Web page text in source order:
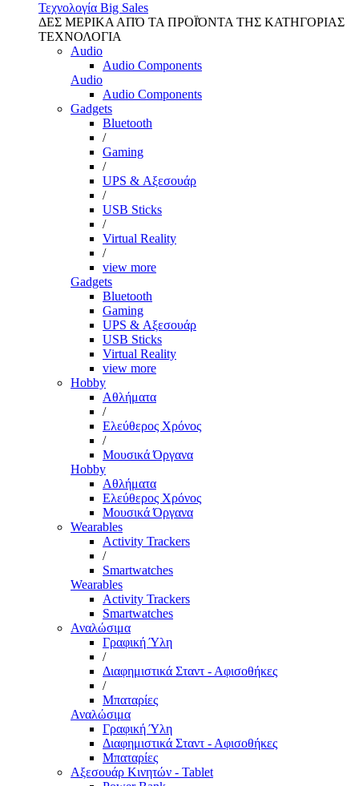
Τεχνολογία Big Sales
ΔΕΣ ΜΕΡΙΚΑ ΑΠΌ ΤΑ ΠΡΟΪΌΝΤΑ ΤΗΣ ΚΑΤΗΓΟΡΙΑΣ
ΤΕΧΝΟΛΟΓΙΑ
Audio
Audio Components
Audio
Audio Components
Gadgets
Bluetooth
/
Gaming
/
UPS & Αξεσουάρ
/
USB Sticks
/
Virtual Reality
/
view more
Gadgets
Bluetooth
Gaming
UPS & Αξεσουάρ
USB Sticks
Virtual Reality
view more
Hobby
Αθλήματα
/
Ελεύθερος Χρόνος
/
Μουσικά Όργανα
Hobby
Αθλήματα
Ελεύθερος Χρόνος
Μουσικά Όργανα
Wearables
Activity Trackers
/
Smartwatches
Wearables
Activity Trackers
Smartwatches
Αναλώσιμα
Γραφική Ύλη
/
Διαφημιστικά Σταντ - Αφισοθήκες
/
Μπαταρίες
Αναλώσιμα
Γραφική Ύλη
Διαφημιστικά Σταντ - Αφισοθήκες
Μπαταρίες
Αξεσουάρ Κινητών - Tablet